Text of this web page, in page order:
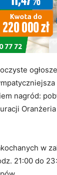
nagród:
Oranżeria
w
21:00 do